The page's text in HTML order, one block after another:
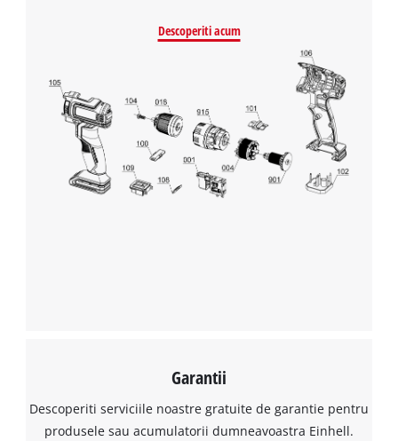
Avem nevoie de acordul dvs. pentru a
incarca serviciul Google Maps!
This content is not permitted to load due
to trackers that are not disclosed to the
Descoperiti acum
Garantii
Descoperiti serviciile noastre gratuite de garantie pentru
produsele sau acumulatorii dumneavoastra Einhell.